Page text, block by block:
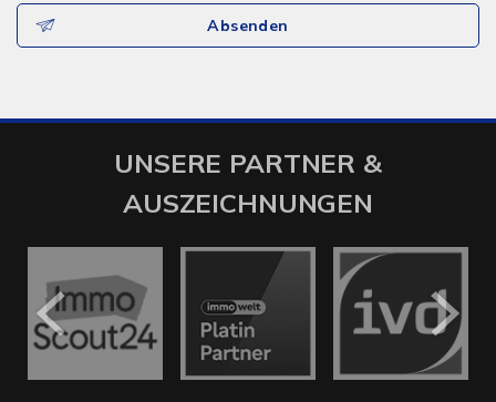
Absenden
UNSERE PARTNER &
AUSZEICHNUNGEN